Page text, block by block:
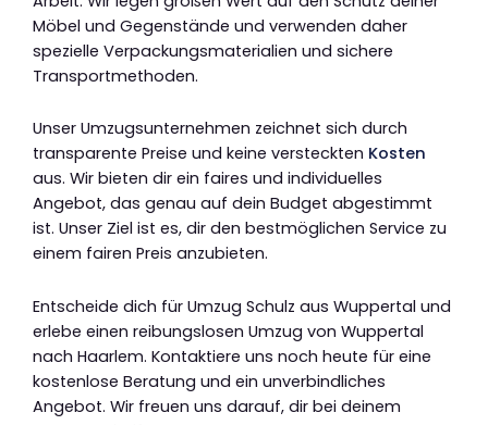
Möbel und Gegenstände und verwenden daher
spezielle Verpackungsmaterialien und sichere
Transportmethoden.
Unser Umzugsunternehmen zeichnet sich durch
transparente Preise und keine versteckten Kosten
aus. Wir bieten dir ein faires und individuelles
Angebot, das genau auf dein Budget abgestimmt
ist. Unser Ziel ist es, dir den bestmöglichen Service zu
einem fairen Preis anzubieten.
Entscheide dich für Umzug Schulz aus Wuppertal und
erlebe einen reibungslosen Umzug von Wuppertal
nach Haarlem. Kontaktiere uns noch heute für eine
kostenlose Beratung und ein unverbindliches
Angebot. Wir freuen uns darauf, dir bei deinem